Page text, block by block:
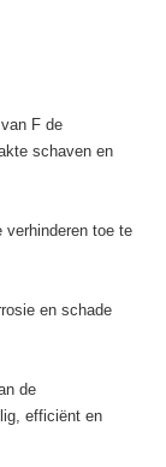
F de
schaven en
verhinderen toe te
en schade
de
efficiënt en